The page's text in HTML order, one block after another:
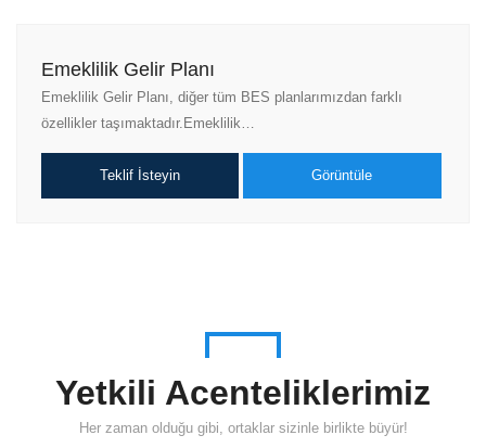
Emeklilik Gelir Planı
Emeklilik Gelir Planı, diğer tüm BES planlarımızdan farklı
özellikler taşımaktadır.Emeklilik…
Teklif İsteyin Görüntüle
Yetkili Acenteliklerimiz
Her zaman olduğu gibi, ortaklar sizinle birlikte büyür!